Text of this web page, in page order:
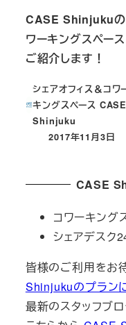
CASE Shinjukuの
ワーキングスペー
ご紹介します！
シェアオフィス＆コワ
キングスペース CASE
Shinjuku
投稿日
2017年11月3日
CASE
コワーキング
シェアデスク
皆様のご利用をお
Shinjukuのプラン
最新のスタッフブ